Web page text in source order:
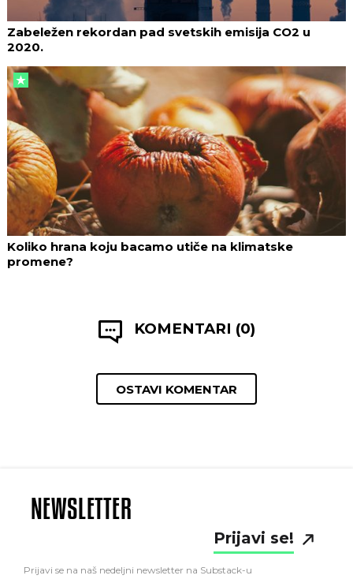
Zabeležen rekordan pad svetskih emisija CO2 u
2020.
Koliko hrana koju bacamo utiče na klimatske
promene?
KOMENTARI (0)
OSTAVI KOMENTAR
NEWSLETTER
Prijavi se!
Prijavi se na naš nedeljni newsletter na Substack-u